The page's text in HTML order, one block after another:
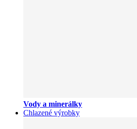
Vody a minerálky
Chlazené výrobky